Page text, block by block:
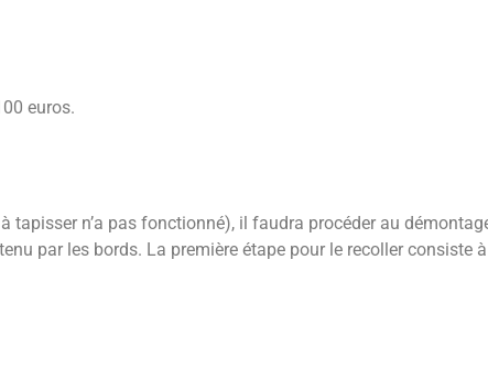
euros.
n’a pas fonctionné), il faudra procéder au
par les bords. La première étape pour le recoller consiste à